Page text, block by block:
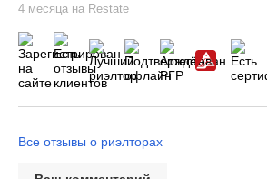
4 месяца на Restate
Все отзывы о риэлторах